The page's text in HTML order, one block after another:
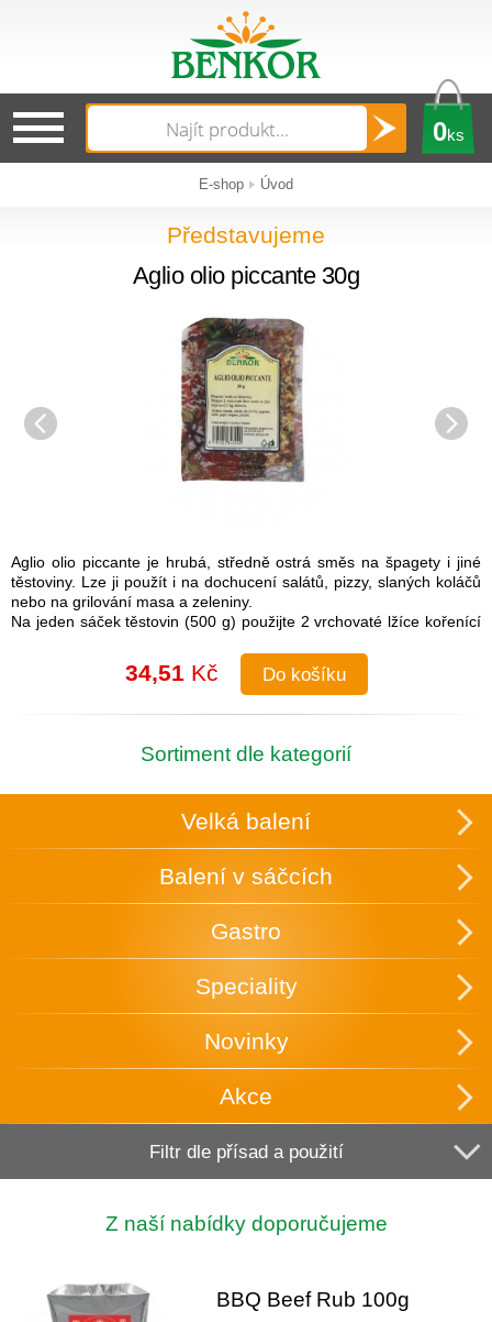
0ks
E-shop Úvod
Představujeme
Aglio olio piccante 30g
Aglio olio piccante je hrubá, středně ostrá směs na špagety i jiné
těstoviny. Lze ji použít i na dochucení salátů, pizzy, slaných koláčů
nebo na grilování masa a zeleniny.
Na jeden sáček těstovin (500 g) použijte 2 vrchovaté lžíce kořenící
Návod na přípravu: Do uvařených těstovin přimíchejte kořenící
směs a lžíci olivového oleje. Je možné také na pánvi olivový olej
rozehřát a koření na něm zlehka opražit, aby se rozvonělo a
následně přidat směs k těstovinám.
v obchodě.
Uchovávejte v suchu a temnu.
34,51Kč Do košíku
Sortiment dle kategorií
Velká balení
Balení v sáčcích
Gastro
Speciality
Novinky
Akce
Filtr dle přísad a použití
Z naší nabídky doporučujeme
BBQ Beef Rub 100g